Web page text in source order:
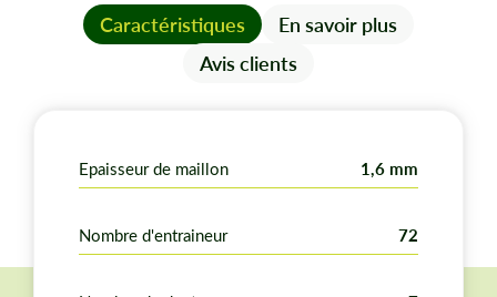
Nombre de maillons pour cette chaîne : 72
Gouge profil demi carré.
Pour un guide d'une longueur de : 50 cm.
notre chapitre ci-dessous, en savoir plus, les
Caractéristiques
En savoir plus
Avis clients
Epaisseur de maillon 1,6 mm
Nombre d'entraineur 72